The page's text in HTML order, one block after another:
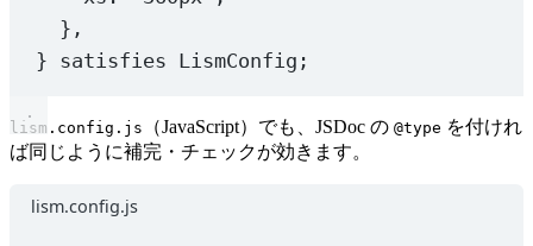
},
} satisfies LismConfig ;
lism.config.js （JavaScript）でも、JSDoc の @type を付けれ
ば同じように補完・チェックが効きます。
lism.config.js